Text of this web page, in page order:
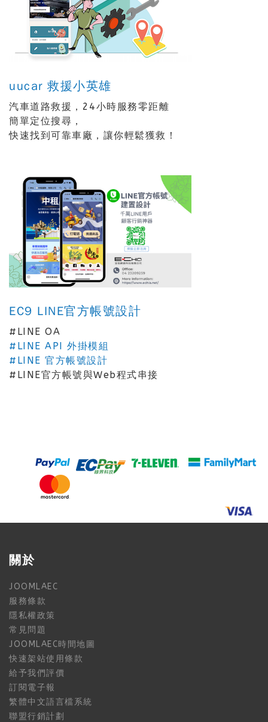
uucar 救援小英雄
汽車道路救援，24小時服務零距離
簡單定位搜尋，
快速找到可靠車廠，讓你輕鬆獲救！
EC9 LINE官方帳號設計
#LINE OA
#LINE API 外掛模組
#LINE 官方帳號設計
#LINE官方帳號與Web程式串接
關於
JOOMLAEC
服務條款
隱私權政策
常見問題
JOOMLAEC時間地圖
快速架站使用條款
給予我們評價
訂閱電子報
繁體中文語言檔系統
聯盟行銷計劃